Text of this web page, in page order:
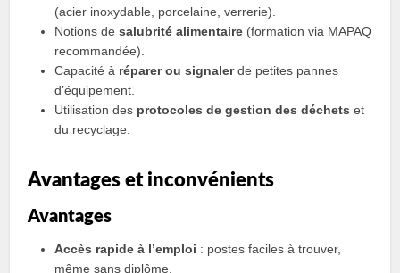
(acier inoxydable, porcelaine, verrerie).
Notions desalubrité alimentaire (formation via MAPAQ
recommandée).
Capacité à réparer ou signalerde petites pannes
d’équipement.
Utilisation des protocoles de gestion des déchets et
du recyclage.
Avantages et inconvénients
Avantages
Accès rapide à l’emploi : postes faciles à trouver,
même sans diplôme.